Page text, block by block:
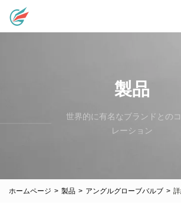
製品
世界的に有名なブランドとの
レーション
ホームページ > 製品 > アングルグローブバルブ >